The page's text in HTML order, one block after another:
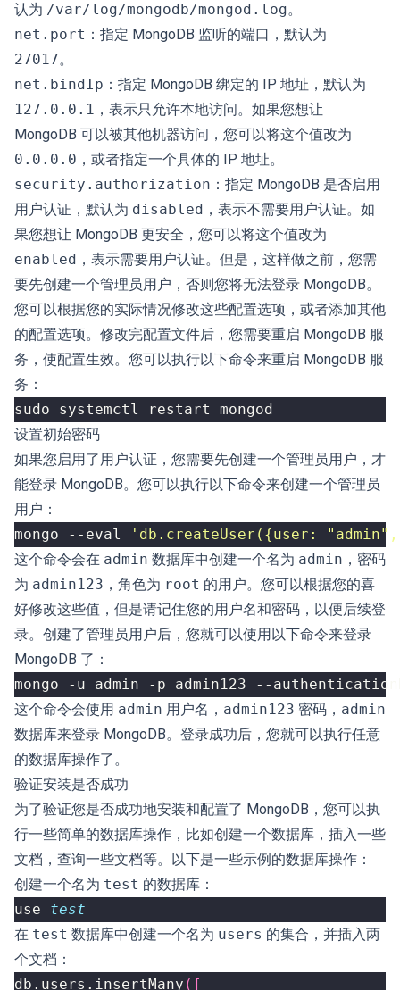
认为 /var/log/mongodb/mongod.log。
net.port ：指定 MongoDB 监听的端口，默认为
27017。
net.bindIp ：指定 MongoDB 绑定的 IP 地址，默认为
127.0.0.1 ，表示只允许本地访问。如果您想让
MongoDB 可以被其他机器访问，您可以将这个值改为
0.0.0.0 ，或者指定一个具体的 IP 地址。
security.authorization ：指定 MongoDB 是否启用
用户认证，默认为 disabled ，表示不需要用户认证。如
果您想让 MongoDB 更安全，您可以将这个值改为
enabled ，表示需要用户认证。但是，这样做之前，您需
要先创建一个管理员用户，否则您将无法登录 MongoDB。
您可以根据您的实际情况修改这些配置选项，或者添加其他
的配置选项。修改完配置文件后，您需要重启 MongoDB 服
务，使配置生效。您可以执行以下命令来重启 MongoDB 服
务：
设置初始密码
如果您启用了用户认证，您需要先创建一个管理员用户，才
能登录 MongoDB。您可以执行以下命令来创建一个管理员
用户：
mongo --eval
'db.createUser({user:
这个命令会在 admin 数据库中创建一个名为 admin ，密码
为 admin123 ，角色为 root 的用户。您可以根据您的喜
好修改这些值，但是请记住您的用户名和密码，以便后续登
录。创建了管理员用户后，您就可以使用以下命令来登录
MongoDB 了：
这个命令会使用 admin 用户名， admin123 密码， admin
数据库来登录 MongoDB。登录成功后，您就可以执行任意
的数据库操作了。
验证安装是否成功
为了验证您是否成功地安装和配置了 MongoDB，您可以执
行一些简单的数据库操作，比如创建一个数据库，插入一些
文档，查询一些文档等。以下是一些示例的数据库操作：
创建一个名为 test 的数据库：
use test
在 test 数据库中创建一个名为 users 的集合，并插入两
个文档：
db.users.insertMany ([